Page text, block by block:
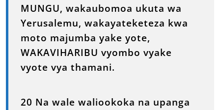
MUNGU, wakaubomoa ukuta wa
Yerusalemu, wakayateketeza kwa
moto majumba yake yote,
WAKAVIHARIBU vyombo vyake
vyote vya thamani.
20 Na wale waliookoka na upanga